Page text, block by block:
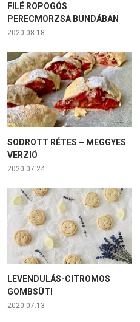
FILÉ ROPOGÓS
PERECMORZSA BUNDÁBAN
2020.08.18
SODROTT RÉTES – MEGGYES
VERZIÓ
2020.07.24
LEVENDULÁS-CITROMOS
GOMBSÜTI
2020.07.13